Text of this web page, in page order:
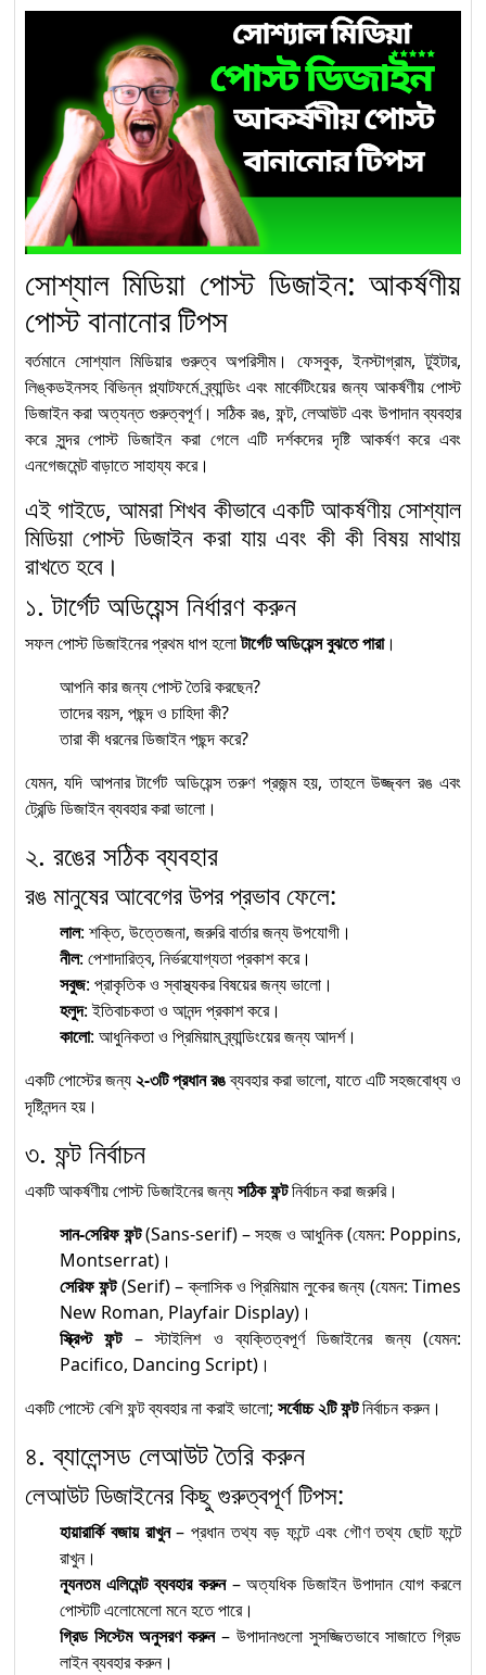
নির্মাণ খাতে দক্ষ মানবসম্পদ গঠনে
‘Electrical Installation
and Maintenance for
Construction’ লেভেল-৩
কম্পিটেন্সি স্ট্যান্ডার্ডস
নির্মাণ খাতে দক্ষ জনশক্তি গঠনে
“Plumbing” অকুপেশন
Level-3: Competency
Standards অনুযায়ী নতুন
দিগন্ত
৯
“Solar Electrical
System Installation
and Maintenance”
অকুপেশনে Competency
Standards অনুযায়ী Level-2
১০
Solar Electrical System
Installation and
Competency Standards
অনুযায়ী দক্ষতা উন্নয়নের প্রথম ধাপ
১১
সোশ্যাল মিডিয়া পোস্ট ডিজাইন: আকর্ষণীয়
পোস্ট বানানোর টিপস
বর্তমানে সোশ্যাল মিডিয়ার গুরুত্ব অপরিসীম। ফেসবুক, ইনস্টাগ্রাম, টুইটার,
লিঙ্কডইনসহ বিভিন্ন প্ল্যাটফর্মে ব্র্যান্ডিং এবং মার্কেটিংয়ের জন্য আকর্ষণীয় পোস্ট
ডিজাইন করা অত্যন্ত গুরুত্বপূর্ণ। সঠিক রঙ, ফন্ট, লেআউট এবং উপাদান ব্যবহার
করে সুন্দর পোস্ট ডিজাইন করা গেলে এটি দর্শকদের দৃষ্টি আকর্ষণ করে এবং
এনগেজমেন্ট বাড়াতে সাহায্য করে।
এই গাইডে, আমরা শিখব কীভাবে একটি আকর্ষণীয় সোশ্যাল
মিডিয়া পোস্ট ডিজাইন করা যায় এবং কী কী বিষয় মাথায়
রাখতে হবে।
১. টার্গেট অডিয়েন্স নির্ধারণ করুন
সফল পোস্ট ডিজাইনের প্রথম ধাপ হলোটার্গেট অডিয়েন্স বুঝতে পারা।
আপনি কার জন্য পোস্ট তৈরি করছেন?
তাদের বয়স, পছন্দ ও চাহিদা কী?
তারা কী ধরনের ডিজাইন পছন্দ করে?
যেমন, যদি আপনার টার্গেট অডিয়েন্স তরুণ প্রজন্ম হয়, তাহলে উজ্জ্বল রঙ এবং
ট্রেন্ডি ডিজাইন ব্যবহার করা ভালো।
২. রঙের সঠিক ব্যবহার
রঙ মানুষের আবেগের উপর প্রভাব ফেলে:
লাল: শক্তি, উত্তেজনা, জরুরি বার্তার জন্য উপযোগী।
নীল: পেশাদারিত্ব, নির্ভরযোগ্যতা প্রকাশ করে।
সবুজ: প্রাকৃতিক ও স্বাস্থ্যকর বিষয়ের জন্য ভালো।
হলুদ: ইতিবাচকতা ও আনন্দ প্রকাশ করে।
কালো: আধুনিকতা ও প্রিমিয়াম ব্র্যান্ডিংয়ের জন্য আদর্শ।
একটি পোস্টের জন্য২-৩টি প্রধান রঙব্যবহার করা ভালো, যাতে এটি সহজবোধ্য ও
দৃষ্টিনন্দন হয়।
৩. ফন্ট নির্বাচন
একটি আকর্ষণীয় পোস্ট ডিজাইনের জন্যসঠিক ফন্টনির্বাচন করা জরুরি।
সান-সেরিফ ফন্ট(Sans-serif) – সহজ ও আধুনিক (যেমন: Poppins,
Montserrat)।
সেরিফ ফন্ট(Serif) – ক্লাসিক ও প্রিমিয়াম লুকের জন্য (যেমন: Times
New Roman, Playfair Display)।
স্ক্রিপ্ট ফন্ট– স্টাইলিশ ও ব্যক্তিত্বপূর্ণ ডিজাইনের জন্য (যেমন:
Pacifico, Dancing Script)।
একটি পোস্টে বেশি ফন্ট ব্যবহার না করাই ভালো; সর্বোচ্চ ২টি ফন্টনির্বাচন করুন।
৪. ব্যালেন্সড লেআউট তৈরি করুন
লেআউট ডিজাইনের কিছু গুরুত্বপূর্ণ টিপস:
হায়ারার্কি বজায় রাখুন– প্রধান তথ্য বড় ফন্টে এবং গৌণ তথ্য ছোট ফন্টে
রাখুন।
ন্যূনতম এলিমেন্ট ব্যবহার করুন– অত্যধিক ডিজাইন উপাদান যোগ করলে
পোস্টটি এলোমেলো মনে হতে পারে।
গ্রিড সিস্টেম অনুসরণ করুন– উপাদানগুলো সুসজ্জিতভাবে সাজাতে গ্রিড
লাইন ব্যবহার করুন।